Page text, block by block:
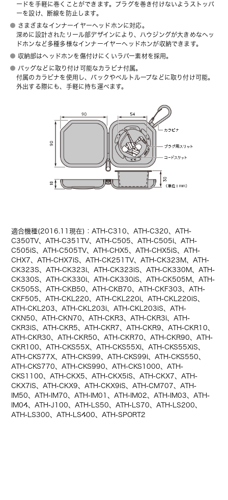
ードを手軽に巻くことができます。プラグを巻き付けないようストッパ
ーを設け、断線を防止します。
さまざまなインナーイヤーヘッドホンに対応。
深めに設計されたリール部デザインにより、ハウジングが大きめなヘッ
ドホンなど多種多様なインナーイヤーヘッドホンが収納できます。
収納部はヘッドホンを傷付けにくいラバー素材を採用。
バッグなどに取り付け可能なカラビナ付属。
付属のカラビナを使用し、バックやベルトループなどに取り付け可能。
外出する際にも、手軽に持ち運べます。
適合機種(2016.11現在)：ATH-C310、ATH-C320、ATH-
C350TV、ATH-C351TV、ATH-C505、ATH-C505i、ATH-
C505iS、ATH-C505TV、ATH-CHX5、ATH-CHX5iS、ATH-
CHX7、ATH-CHX7iS、ATH-CK251TV、ATH-CK323M、ATH-
CK323S、ATH-CK323i、ATH-CK323iS、ATH-CK330M、ATH-
CK330S、ATH-CK330i、ATH-CK330iS、ATH-CK505M、ATH-
CK505S、ATH-CKB50、ATH-CKB70、ATH-CKF303、ATH-
CKF505、ATH-CKL220、ATH-CKL220i、ATH-CKL220iS、
ATH-CKL203、ATH-CKL203i、ATH-CKL203iS、ATH-
CKN50、ATH-CKN70、ATH-CKR3、ATH-CKR3i、ATH-
CKR3iS、ATH-CKR5、ATH-CKR7、ATH-CKR9、ATH-CKR10、
ATH-CKR30、ATH-CKR50、ATH-CKR70、ATH-CKR90、ATH-
CKR100、ATH-CKS55X、ATH-CKS55Xi、ATH-CKS55XiS、
ATH-CKS77X、ATH-CKS99、ATH-CKS99i、ATH-CKS550、
ATH-CKS770、ATH-CKS990、ATH-CKS1000、ATH-
CKS1100、ATH-CKX5、ATH-CKX5iS、ATH-CKX7、ATH-
CKX7iS、ATH-CKX9、ATH-CKX9iS、ATH-CM707、ATH-
IM50、ATH-IM70、ATH-IM01、ATH-IM02、ATH-IM03、ATH-
IM04、ATH-J100、ATH-LS50、ATH-LS70、ATH-LS200、
ATH-LS300、ATH-LS400、ATH-SPORT2